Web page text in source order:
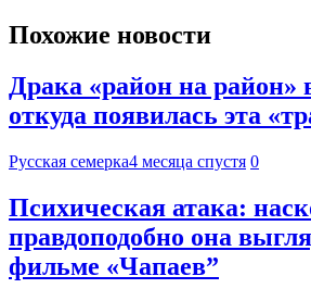
Похожие новости
Драка «район на
откуда появилась эта
Русская семерка4 месяца спустя 0
Психическая атака:
правдоподобно она
фильме «Чапаев”